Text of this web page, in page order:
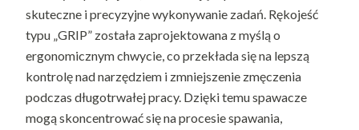
skuteczne i precyzyjne wykonywanie zadań. Rękojeść
typu „GRIP” została zaprojektowana z myślą o
ergonomicznym chwycie, co przekłada się na lepszą
kontrolę nad narzędziem i zmniejszenie zmęczenia
podczas długotrwałej pracy. Dzięki temu spawacze
mogą skoncentrować się na procesie spawania,